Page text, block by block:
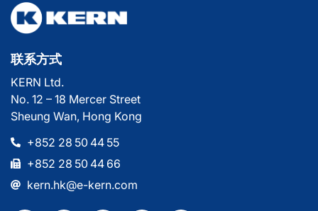
联系方式
KERN Ltd.
No. 12 – 18 Mercer Street
Sheung Wan, Hong Kong
+852 28 50 44 55
+852 28 50 44 66
kern.hk@e-kern.com